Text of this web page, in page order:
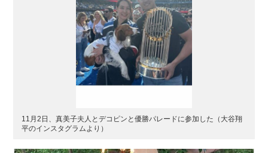
11月2日、真美子夫人とデコピンと優勝パレードに参加した（大谷翔
平のインスタグラムより）